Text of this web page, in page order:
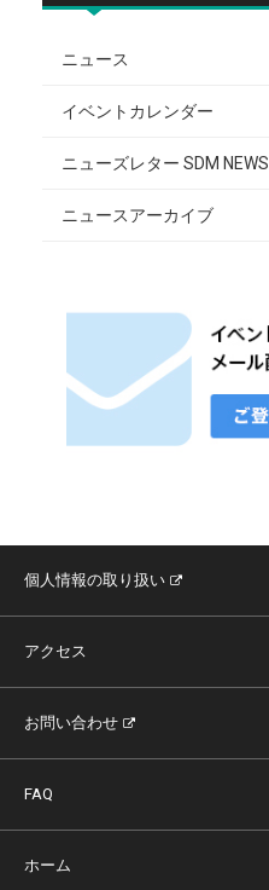
ニュース
イベントカレンダー
ニューズレター SDM NEWS
ニュースアーカイブ
個人情報の取り扱い
アクセス
お問い合わせ
FAQ
ホーム